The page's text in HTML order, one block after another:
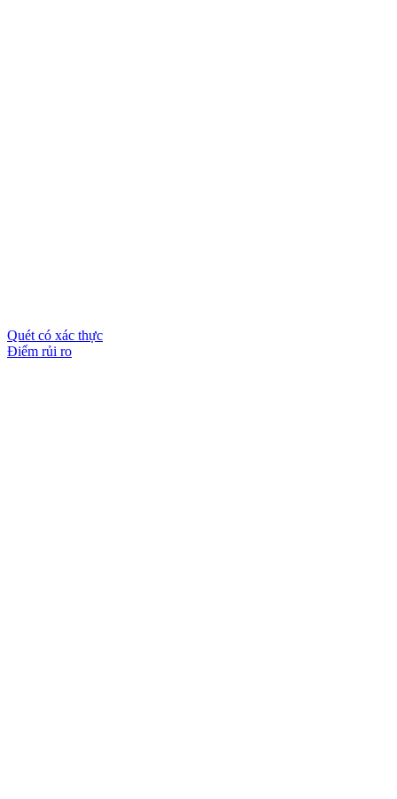
Quét có xác thực
Điểm rủi ro